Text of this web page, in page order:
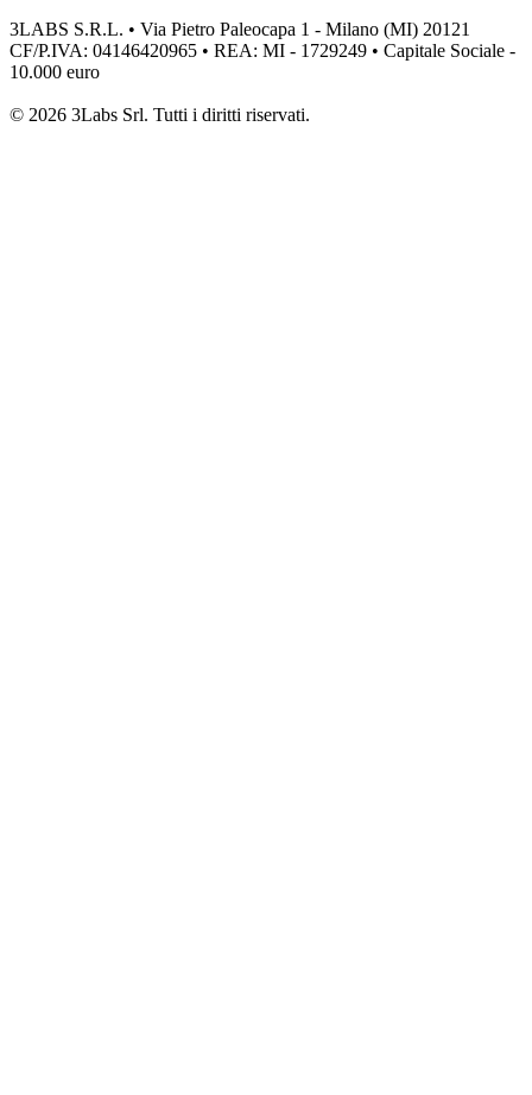
3LABS S.R.L. • Via Pietro Paleocapa 1 - Milano (MI) 20121
CF/P.IVA: 04146420965 • REA: MI - 1729249 • Capitale Sociale -
10.000 euro
© 2026 3Labs Srl. Tutti i diritti riservati.